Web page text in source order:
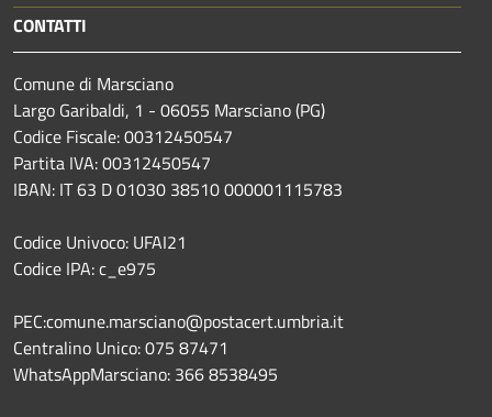
CONTATTI
Comune di Marsciano
Largo Garibaldi, 1 - 06055 Marsciano (PG)
Codice Fiscale: 00312450547
Partita IVA: 00312450547
IBAN: IT 63 D 01030 38510 000001115783
Codice Univoco: UFAI21
Codice IPA: c_e975
PEC:comune.marsciano@postacert.umbria.it
Centralino Unico: 075 87471
WhatsAppMarsciano: 366 8538495